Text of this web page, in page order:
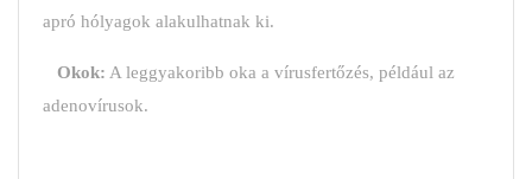
apró hólyagok alakulhatnak ki.
Okok: A leggyakoribb oka a vírusfertőzés, például az
adenovírusok.